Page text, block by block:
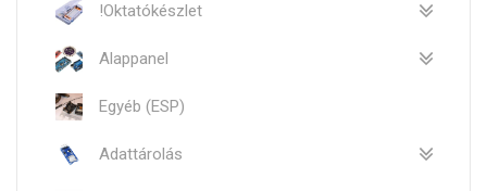
!Oktatókészlet
Alappanel
Egyéb (ESP)
Adattárolás